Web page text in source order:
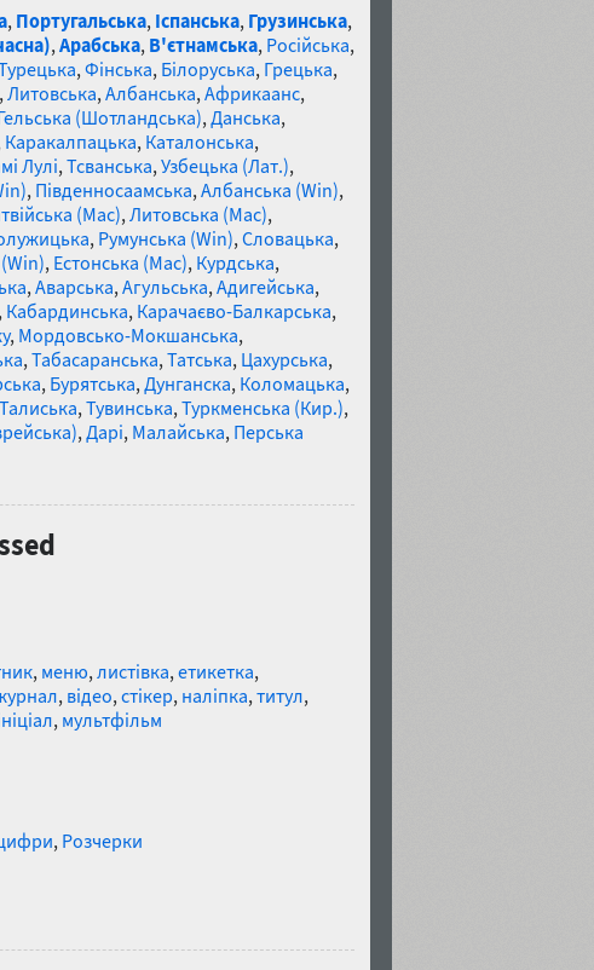
, Португальська, Іспанська, Грузинська,
,Арабська, В'єтнамська, Російська,
,Фінська, Білоруська, Грецька,
,Литовська,Албанська,Африкаанс,
(Шотландська),Данська,
Каракалпацька, Каталонська,
Лулі,Тсванська,Узбецька (Лат.),
, Південносаамська,Албанська (Win),
(Mac),Литовська (Mac),
, Румунська (Win),Словацька,
, Естонська (Mac), Курдська,
,Аварська,Агульська,Адигейська,
, Кабардинська, Карачаєво-Балкарська,
, Мордовсько-Мокшанська,
,Табасаранська,Татська, Цахурська,
, Бурятська,Дунганска, Коломацька,
Талиська,Тувинська,Туркменська (Кир.),
,Дарі, Малайська, Перська
, меню,листівка,етикетка,
, відео,стікер, наліпка,титул,
, мультфільм
, Розчерки